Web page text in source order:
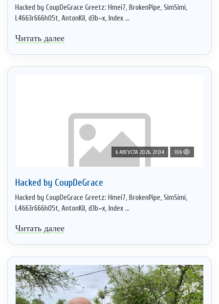
Hacked by CoupDeGrace Greetz: Hmei7, BrokenPipe, SimSimi,
L4663r666h05t, AntonKil, d3b~x, Index ...
Читать далее
6 АВГУСТА 2026, 21:04 106
Hacked by CoupDeGrace
Hacked by CoupDeGrace Greetz: Hmei7, BrokenPipe, SimSimi,
L4663r666h05t, AntonKil, d3b~x, Index ...
Читать далее